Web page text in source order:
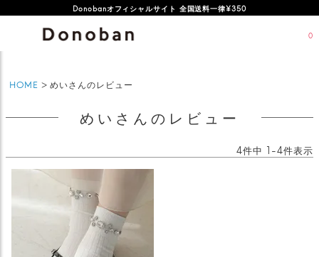
Donobanオフィシャルサイト 全国送料一律¥350
0
HOME めいさんのレビュー
めいさんのレビュー
4件中 1 -4件表示